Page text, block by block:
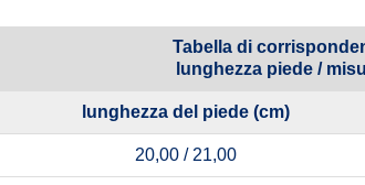
Tabella di
lunghezza piede /
lunghezza del piede (cm)
20,00 / 21,00